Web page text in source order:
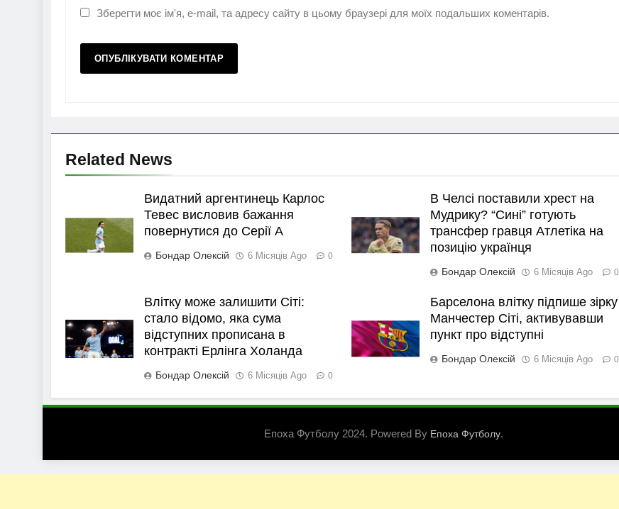
Зберегти моє ім'я, e-mail, та адресу сайту в цьому браузері для моїх подальших коментарів.
Related News
Видатний аргентинець Карлос
Тевес висловив бажання
повернутися до Серії А
Бондар Олексій 6 Місяців Ago 0
В Челсі поставили хрест на
Мудрику? “Сині” готують
трансфер гравця Атлетіка на
позицію українця
Бондар Олексій 6 Місяців Ago 0
Влітку може залишити Сіті:
стало відомо, яка сума
відступних прописана в
контракті Ерлінга Холанда
Бондар Олексій 6 Місяців Ago 0
Барселона влітку підпише зірку
Манчестер Сіті, активувавши
пункт про відступні
Бондар Олексій 6 Місяців Ago 0
Епоха Футболу 2024. Powered By Епоха Футболу.